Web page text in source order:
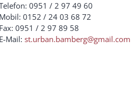
0951 / 2 97 49 60
Mobil: 0152 / 24 03 68 72
Fax: 0951 / 2 97 89 58
E-Mail: st.urban.bamberg@gmail.com